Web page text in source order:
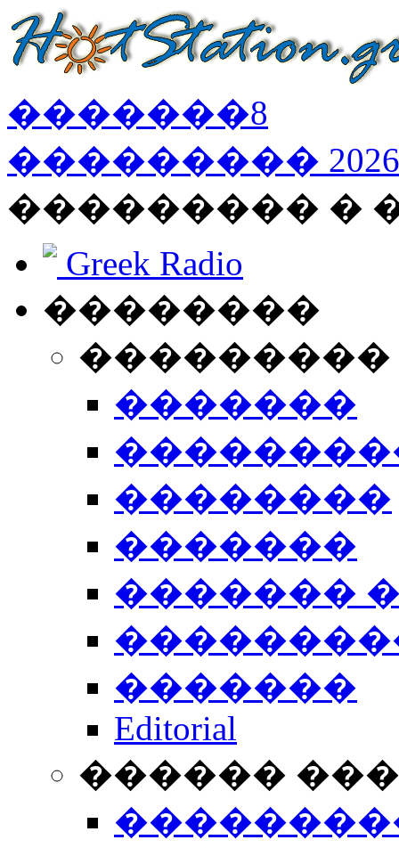
�������8
��������� 2026
��������� �
Greek Radio
��������
�������
��������
�������
�������
�������
Editorial
������